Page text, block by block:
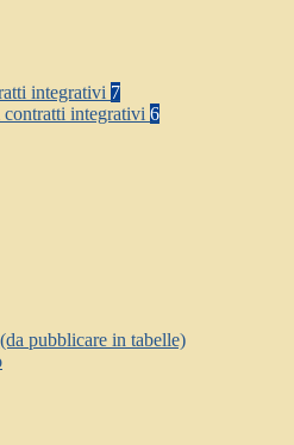
integrativi 7
contratti integrativi 6
pubblicare in tabelle)